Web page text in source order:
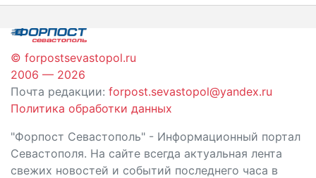
© forpostsevastopol.ru
2006 — 2026
Почта редакции: forpost.sevastopol@yandex.ru
Политика обработки данных
"Форпост Севастополь" - Информационный портал
Севастополя. На сайте всегда актуальная лента
свежих новостей и событий последнего часа в